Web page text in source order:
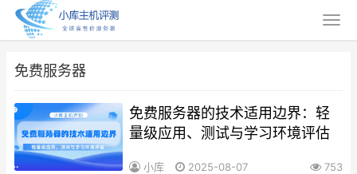
免费服务器
免费服务器的技术适用边界：轻
量级应用、测试与学习环境评估
小库 2025-08-07 753